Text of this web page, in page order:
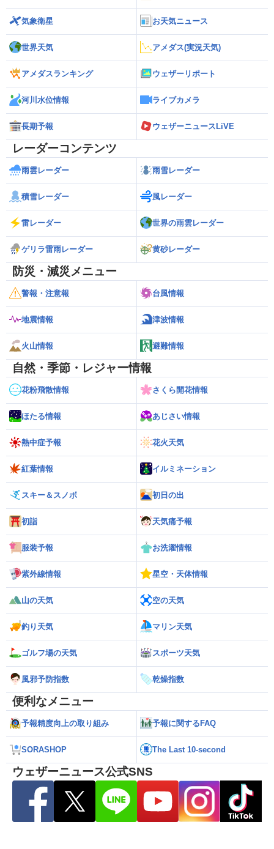
気象衛星 お天気ニュース
世界天気 アメダス(実況天気)
アメダスランキング ウェザーリポート
河川水位情報 ライブカメラ
長期予報 ウェザーニュースLiVE
レーダーコンテンツ
雨雲レーダー 雨雪レーダー
積雪レーダー 風レーダー
雷レーダー 世界の雨雲レーダー
ゲリラ雷雨レーダー 黄砂レーダー
防災・減災メニュー
警報・注意報 台風情報
地震情報 津波情報
火山情報 避難情報
自然・季節・レジャー情報
花粉飛散情報 さくら開花情報
ほたる情報 あじさい情報
熱中症予報 花火天気
紅葉情報 イルミネーション
スキー＆スノボ 初日の出
初詣 天気痛予報
服装予報 お洗濯情報
紫外線情報 星空・天体情報
山の天気 空の天気
釣り天気 マリン天気
ゴルフ場の天気 スポーツ天気
風邪予防指数 乾燥指数
便利なメニュー
予報精度向上の取り組み 予報に関するFAQ
SORASHOP The Last 10-second
ウェザーニュース公式SNS